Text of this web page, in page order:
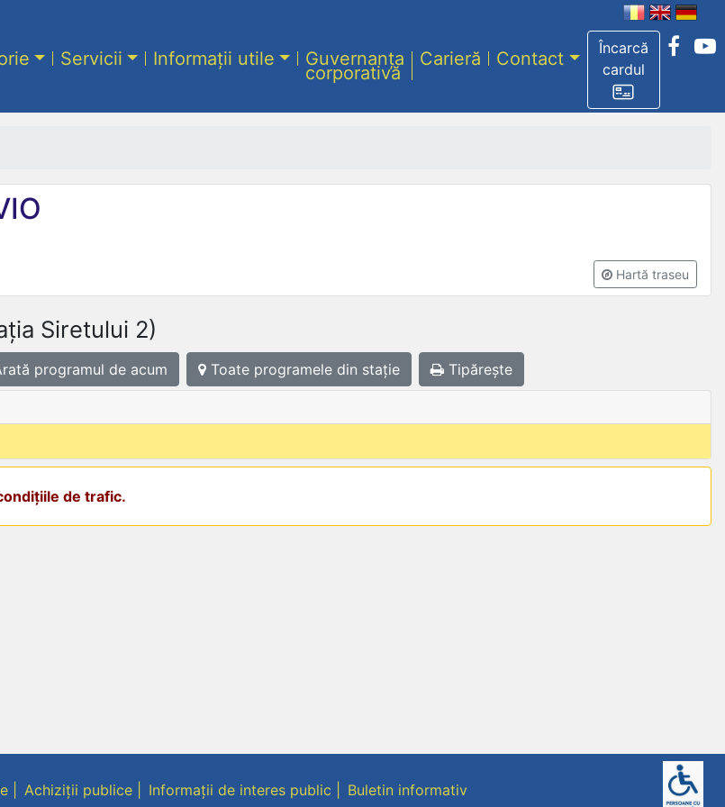
Încarcă
cardul
Servicii Informații utile Guvernanța
corporativă
Carieră Contact
Hartă traseu
Siretului 2)
programul de acum Toate programele din stație Tipărește
de trafic.
Achiziții publice Informații de interes public Buletin informativ